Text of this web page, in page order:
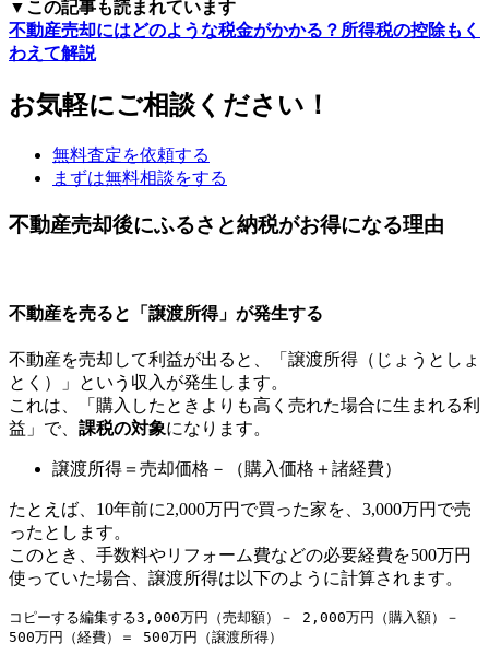
▼この記事も読まれています
不動産売却にはどのような税金がかかる？所得税の控除もく
わえて解説
お気軽にご相談ください！
無料査定を依頼する
まずは無料相談をする
不動産売却後にふるさと納税がお得になる理由
不動産を売ると「譲渡所得」が発生する
不動産を売却して利益が出ると、「譲渡所得（じょうとしょ
とく）」という収入が発生します。
これは、「購入したときよりも高く売れた場合に生まれる利
益」で、 課税の対象になります。
譲渡所得＝売却価格－（購入価格＋諸経費）
たとえば、10年前に2,000万円で買った家を、3,000万円で売
ったとします。
このとき、手数料やリフォーム費などの必要経費を500万円
使っていた場合、譲渡所得は以下のように計算されます。
コピーする編集する3,000万円（売却額）－ 2,000万円（購入額）－